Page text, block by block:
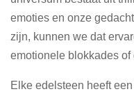
emoties en onze
zijn, kunnen we dat
emotionele blokkades of
Elke edelsteen heeft